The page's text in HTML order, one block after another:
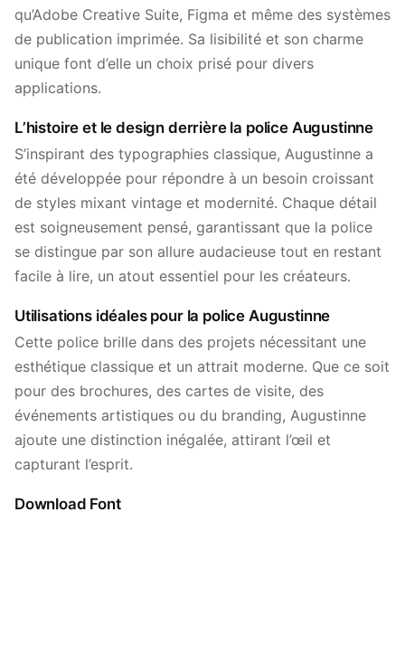
qu’Adobe Creative Suite, Figma et même des systèmes
de publication imprimée. Sa lisibilité et son charme
unique font d’elle un choix prisé pour divers
applications.
L’histoire et le design derrière la police Augustinne
S’inspirant des typographies classique, Augustinne a
été développée pour répondre à un besoin croissant
de styles mixant vintage et modernité. Chaque détail
est soigneusement pensé, garantissant que la police
se distingue par son allure audacieuse tout en restant
facile à lire, un atout essentiel pour les créateurs.
Utilisations idéales pour la police Augustinne
Cette police brille dans des projets nécessitant une
esthétique classique et un attrait moderne. Que ce soit
pour des brochures, des cartes de visite, des
événements artistiques ou du branding, Augustinne
ajoute une distinction inégalée, attirant l’œil et
capturant l’esprit.
Download Font